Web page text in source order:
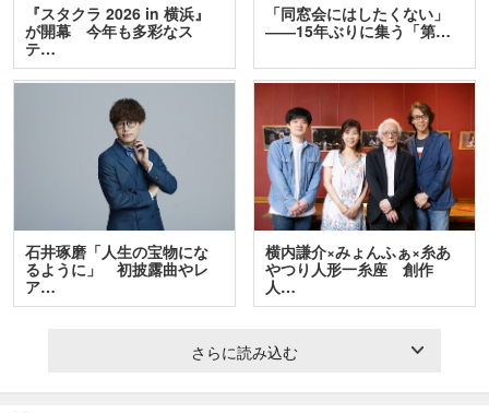
『スタクラ 2026 in 横浜』
が開幕 今年も多彩なス
テ…
「同窓会にはしたくない」
――15年ぶりに集う「第…
石井琢磨「人生の宝物にな
るように」 初披露曲やレ
ア…
横内謙介×みょんふぁ×糸あ
やつり人形一糸座 創作
人…
さらに読み込む